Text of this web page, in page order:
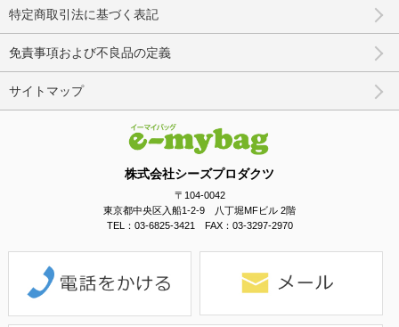
株式会社シーズプロダクツ
〒104-0042
東京都中央区入船1-2-9 八丁堀MFビル 2階
TEL：03-6825-3421 FAX：03-3297-2970
特定商取引法に基づく表記
免責事項および不良品の定義
サイトマップ